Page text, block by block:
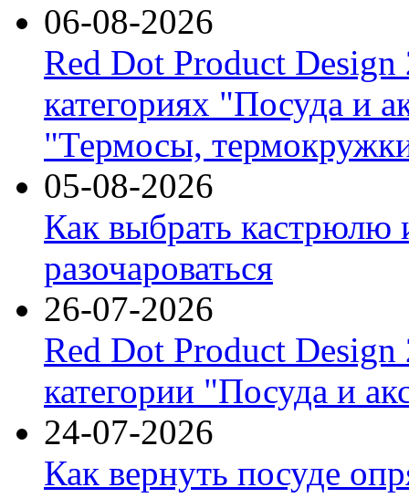
06-08-2026
Red Dot Product Design
категориях "Посуда и
"Термосы,
05-08-2026
Как выбрать кастрюлю
разочароваться
26-07-2026
Red Dot Product Design
категории "Посуда и
24-07-2026
Как вернуть посуде